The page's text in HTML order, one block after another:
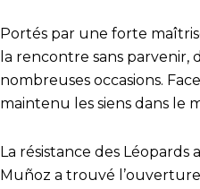
Portés par une forte
la rencontre sans
nombreuses occasions.
maintenu les siens dans le
La résistance des
Muñoz a trouvé